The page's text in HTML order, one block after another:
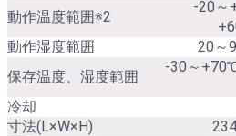
動作温度範囲※2
-20～
動作湿度範囲
20～
保存温度、湿度範囲
-30～
冷却
寸法(L×W×H)